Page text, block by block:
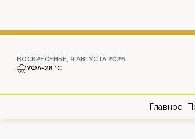
ВОСКРЕСЕНЬЕ, 9 АВГУСТА 2026
УФА+28 °С
Главное